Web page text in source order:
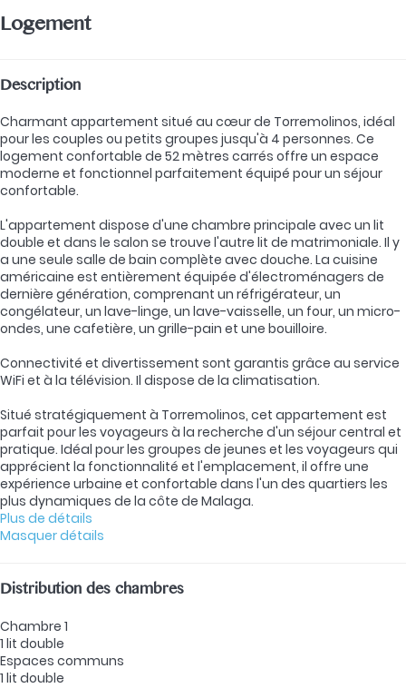
Logement
Description
Charmant appartement situé au cœur de Torremolinos, idéal
pour les couples ou petits groupes jusqu'à 4 personnes. Ce
logement confortable de 52 mètres carrés offre un espace
moderne et fonctionnel parfaitement équipé pour un séjour
confortable.
L'appartement dispose d'une chambre principale avec un lit
double et dans le salon se trouve l'autre lit de matrimoniale. Il y
a une seule salle de bain complète avec douche. La cuisine
américaine est entièrement équipée d'électroménagers de
dernière génération, comprenant un réfrigérateur, un
congélateur, un lave-linge, un lave-vaisselle, un four, un micro-
ondes, une cafetière, un grille-pain et une bouilloire.
Connectivité et divertissement sont garantis grâce au service
WiFi et à la télévision. Il dispose de la climatisation.
Situé stratégiquement à Torremolinos, cet appartement est
parfait pour les voyageurs à la recherche d'un séjour central et
pratique. Idéal pour les groupes de jeunes et les voyageurs qui
apprécient la fonctionnalité et l'emplacement, il offre une
expérience urbaine et confortable dans l'un des quartiers les
plus dynamiques de la côte de Malaga.
Plus de détails
Masquer détails
Distribution des chambres
Chambre 1
1 lit double
Espaces communs
1 lit double